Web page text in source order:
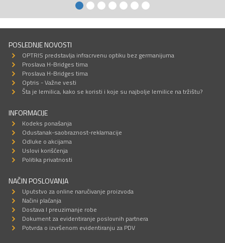
POSLEDNJE NOVOSTI
OPTRIS predstavlja infracrvenu optiku bez germanijuma
Proslava H-Bridges tima
Proslava H-Bridges tima
Optris - Važne vesti
Šta je lemilica, kako se koristi i koje su najbolje lemilice na tržištu?
INFORMACIJE
Kodeks ponašanja
Odustanak-saobraznost-reklamacije
Odluke o akcijama
Uslovi korišćenja
Politika privatnosti
NAČIN POSLOVANJA
Uputstvo za online naručivanje proizvoda
Načini plaćanja
Dostava I preuzimanje robe
Dokument za evidentiranje poslovnih partnera
Potvrda o izvršenom evidentiranju za PDV